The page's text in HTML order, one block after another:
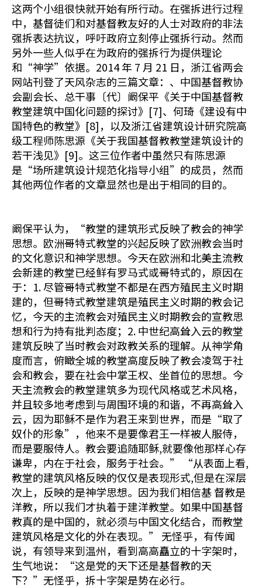
这两个小组很快就开始有所行动。在强拆进行过程
中，基督徒们和对基督教友好的人士对政府的非法
强拆表达抗议，呼吁政府立刻停止强拆行动。然而
另外一些人似乎在为政府的强拆行为提供理论
和“神学”依据。2014 年 7 月 21 日，浙江省两会
网站刊登了天风杂志的三篇文章：、中国基督教协
会副会长、总干事〔代〕阚保平《关于中国基督教
教堂建筑中国化问题的探讨》[7]、何琦《建设有中
国特色的教堂》[8]，以及浙江省建筑设计研究院高
级工程师陈思源《关于我国基督教教堂建筑设计的
若干浅见》[9]。这三位作者中虽然只有陈思源
是“场所建筑设计规范化指导小组”的成员，然而
其他两位作者的文章显然也是出于相同的目的。
阚保平认为，“教堂的建筑形式反映了教会的神学
思想。欧洲哥特式教堂的兴起反映了欧洲教会当时
的文化意识和神学思想。今天在欧洲和北美主流教
会新建的教堂已经鲜有罗马式或哥特式的，原因在
于：1. 尽管哥特式教堂不都是在西方殖民主义时期
建的，但哥特式教堂建筑是殖民主义时期的教会记
忆，今天的主流教会对殖民主义时期教会的宣教思
想和行为持有批判态度；2. 中世纪高耸入云的教堂
建筑反映了当时教会对政教关系的理解。从神学角
度而言，俯瞰全城的教堂高度反映了教会凌驾于社
会和教会，要在社会中掌王权、坐首位的思想。今
天主流教会的教堂建筑多为现代风格或艺术风格，
并且较多地考虑到与周围环境的和谐，不再高耸入
云，因为耶稣不是作为君王来到世界，而是“取了
奴仆的形象”，他来不是要像君王一样被人服侍，
而是要服侍人。教会要追随耶稣,就要像他那样心存
谦卑，内在于社会，服务于社会。” “从表面上看,
教堂的建筑风格反映的仅仅是表现形式,但是在深层
次上，反映的是神学思想。因为我们相信基 督教是
洋教，所以我们才执着于建洋教堂。如果中国基督
教真的是中国的，就必须与中国文化结合，而教堂
建筑风格是文化的外在表现。” 无怪乎，有传闻
说，有领导来到温州，看到高高矗立的十字架时，
生气地说：“这是党的天下还是基督教的天
下？”无怪乎，拆十字架是势在必行。